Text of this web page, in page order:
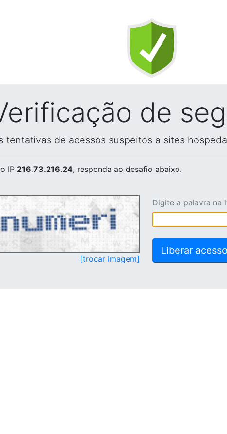
de
tentativas de acessos suspeitos a sites
IP 216.73.216.24, responda ao desafio abaixo.
[trocar imagem]
Digite a palavra na